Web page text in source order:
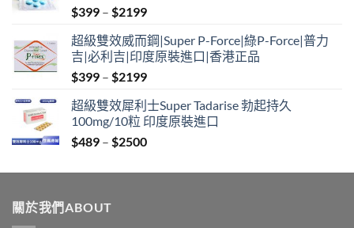
$399 – $2199Price
$399
through
$2199
超級雙效威而鋼|Super P-Force|綠P-Force|普力
吉|必利吉|印度原裝進口|香港正品
$399 – $2199Price
$399
through
$2199
超級雙效犀利士Super Tadarise 勃起持久
100mg/10粒 印度原裝進口
$489 – $2500Price
$489
關於我們ABOUT